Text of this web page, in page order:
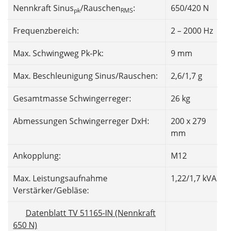
Nennkraft Sinuspk/RauschenRMS: 650/420 N
Frequenzbereich: 2 – 2000 Hz
Max. Schwingweg Pk-Pk: 9 mm
Max. Beschleunigung Sinus/Rauschen: 2,6/1,7 g
Gesamtmasse Schwingerreger: 26 kg
Abmessungen Schwingerreger DxH:
200 x 279
mm
Ankopplung: M12
Max. Leistungsaufnahme
Verstärker/Gebläse:
1,22/1,7 kVA
Datenblatt TV 51165-IN (Nennkraft
650 N)